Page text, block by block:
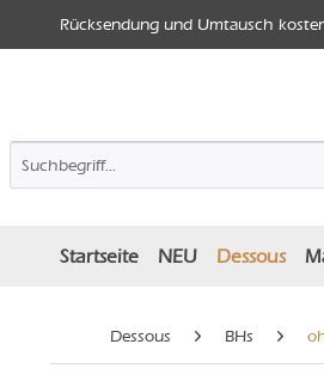
Rücksendung und Umtausch
Startseite NEU Dessous
Dessous BHs